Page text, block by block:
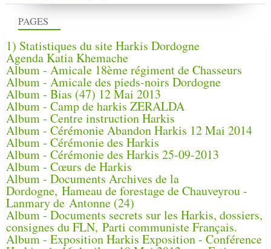
PAGES
1) Statistiques du site Harkis Dordogne
Agenda Katia Khemache
Album - Amicale 18ème régiment de Chasseurs
Album - Amicale des pieds-noirs Dordogne
Album - Bias (47) 12 Mai 2013
Album - Camp de harkis ZERALDA
Album - Centre instruction Harkis
Album - Cérémonie Abandon Harkis 12 Mai 2014
Album - Cérémonie des Harkis
Album - Cérémonie des Harkis 25-09-2013
Album - Cœurs de Harkis
Album - Documents Archives de la
Dordogne, Hameau de forestage de Chauveyrou -
Lanmary de Antonne (24)
Album - Documents secrets sur les Harkis, dossiers,
consignes du FLN, Parti communiste Français.
Album - Exposition Harkis Exposition - Conférence